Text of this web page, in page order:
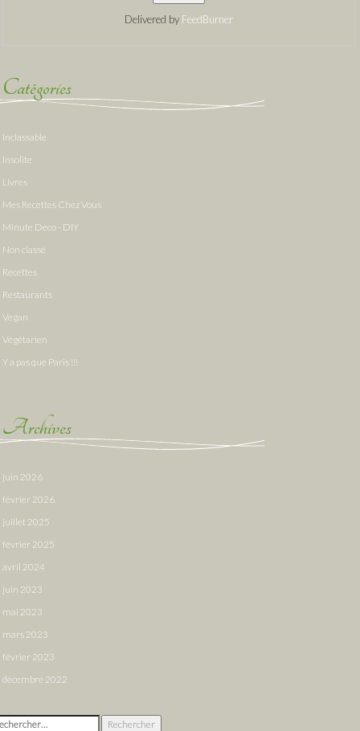
Delivered by FeedBurner
Catégories
Inclassable
Insolite
Livres
Mes Recettes Chez Vous
Minute Deco - DIY
Non classé
Recettes
Restaurants
Vegan
Végétarien
Y a pas que Paris !!!
Archives
juin 2026
février 2026
juillet 2025
février 2025
avril 2024
juin 2023
mai 2023
mars 2023
février 2023
décembre 2022
: